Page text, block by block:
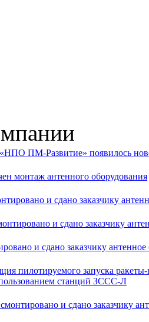
ПМ-Развитие» появилось
монтаж антенного оборудования
и сдано заказчику
и сдано заказчику
и сдано заказчику антенное
пилотируемого запуска
станций ЗССС-Л
и сдано заказчику